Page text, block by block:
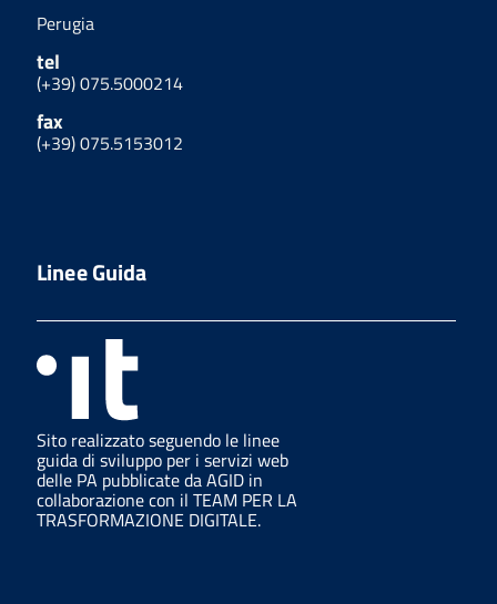
Perugia
tel
(+39) 075.5000214
fax
(+39) 075.5153012
Linee Guida
Sito realizzato seguendo le linee
guida di sviluppo per i servizi web
delle PA pubblicate da AGID in
collaborazione con il TEAM PER LA
TRASFORMAZIONE DIGITALE.